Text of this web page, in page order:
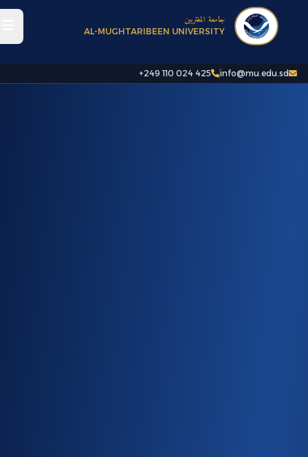
info@mu.edu.sd
+249 110 024 425
جامعة المغتربين
AL-MUGHTARIBEEN UNIVERSITY